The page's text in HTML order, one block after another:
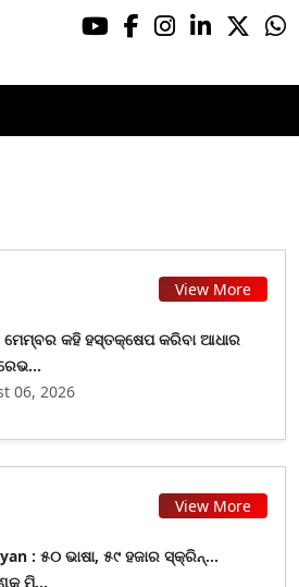
View More
ମେମ୍ବର କହି ହସ୍ତକ୍ଷେପ କରିବା ଆଧାର
06, 2026
View More
: ୫୦ ଭାଷା, ୫୯ ହଜାର ସ୍କ୍ରିନ୍...
ମି...